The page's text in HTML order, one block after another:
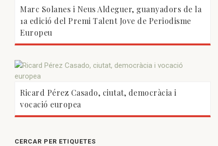
Marc Solanes i Neus Aldeguer, guanyadors de la
1a edició del Premi Talent Jove de Periodisme
Europeu
Ricard Pérez Casado, ciutat, democràcia i
vocació europea
CERCAR PER ETIQUETES